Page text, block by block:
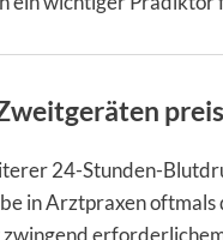
24-Stunden-
in Arztpraxen
zwingend